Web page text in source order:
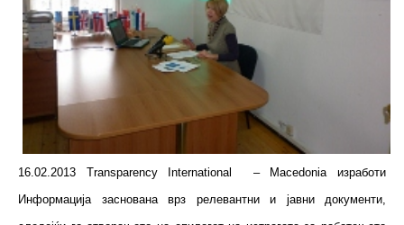
16.02.2013 Transparency International – Macedonia изработи
Информација заснована врз релевантни и јавни документи,